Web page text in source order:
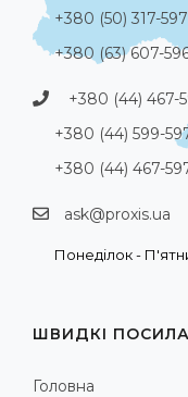
+380 (50) 317-
+380 (63) 607-
+380 (44) 467-
+380 (44) 599-
+380 (44) 467-
ask@proxis.ua
Понеділок -
ШВИДКІ
Головна